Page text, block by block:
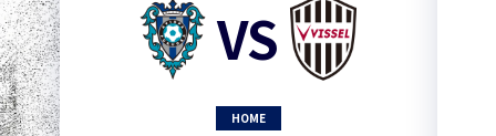
VS
HOME